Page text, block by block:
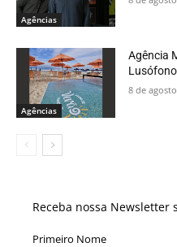
Agências
Agências
Agência
8 de
Receba nossa Newsletter
Primeiro Nome